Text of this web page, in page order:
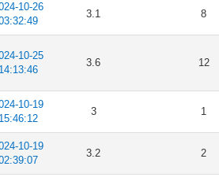
10-26
3.1 8
10-25
14:13:46
3.6 12
10-19
15:46:12
3 1
10-19
3.2 2